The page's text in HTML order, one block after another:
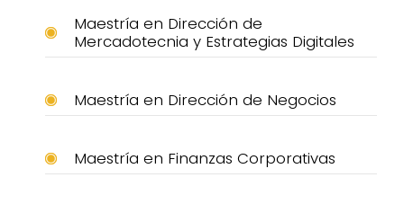
Maestría en Dirección de
Mercadotecnia y Estrategias Digitales
Maestría en Dirección de Negocios
Maestría en Finanzas Corporativas